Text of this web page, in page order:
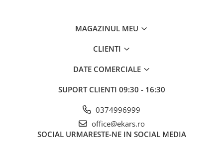
MAGAZINUL MEU
CLIENTI
DATE COMERCIALE
SUPORT CLIENTI 09:30 - 16:30
0374996999
office@ekars.ro
SOCIAL URMARESTE-NE IN SOCIAL MEDIA